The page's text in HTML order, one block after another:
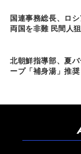
国連事務総長、ロ
両国を非難 民間人
北朝鮮指導部、夏
ープ「補身湯」推奨